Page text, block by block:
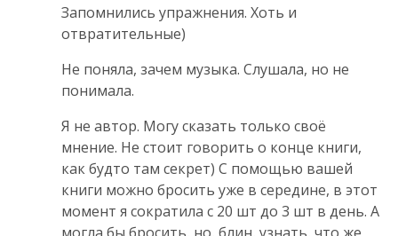
Запомнились упражнения. Хоть и
отвратительные)
Не поняла, зачем музыка. Слушала, но не
понимала.
Я не автор. Могу сказать только своё
мнение. Не стоит говорить о конце книги,
как будто там секрет) С помощью вашей
книги можно бросить уже в середине, в этот
момент я сократила с 20 шт до 3 шт в день. А